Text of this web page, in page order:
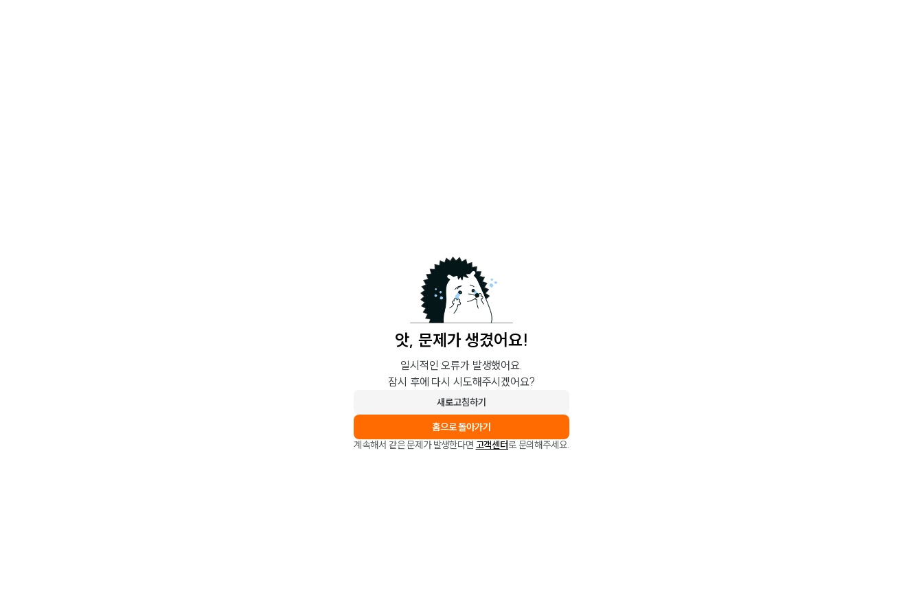
앗, 문제가 생겼어요!
일시적인 오류가 발생했어요.
잠시 후에 다시 시도해주시겠어요?
새로고침하기
홈으로 돌아가기
계속해서 같은 문제가 발생한다면 고객센터로 문의해주세요.